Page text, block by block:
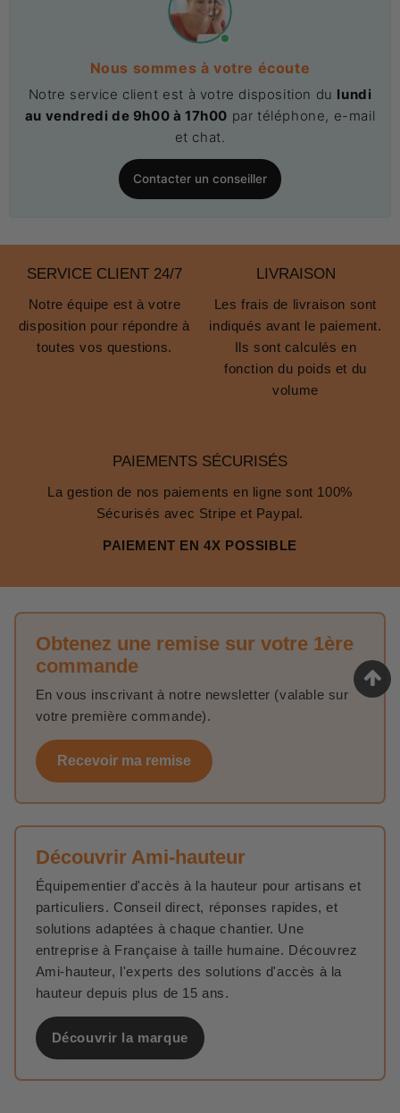
Nous sommes à votre écoute
Notre service client est à votre disposition du lundi
au vendredi de 9h00 à 17h00 par téléphone, e-mail
et chat.
Contacter un conseiller
SERVICE CLIENT 24/7
Notre équipe est à votre
disposition pour répondre à
toutes vos questions.
LIVRAISON
Les frais de livraison sont
indiqués avant le paiement.
Ils sont calculés en
fonction du poids et du
volume
PAIEMENTS SÉCURISÉS
La gestion de nos paiements en ligne sont 100%
Sécurisés avec Stripe et Paypal.
PAIEMENT EN 4X POSSIBLE
Obtenez une remise sur votre 1ère
commande
En vous inscrivant à notre newsletter (valable sur
votre première commande).
Recevoir ma remise
Découvrir Ami-hauteur
Équipementier d'accès à la hauteur pour artisans et
particuliers. Conseil direct, réponses rapides, et
solutions adaptées à chaque chantier. Une
entreprise à Française à taille humaine. Découvrez
Ami-hauteur, l'experts des solutions d'accès à la
hauteur depuis plus de 15 ans.
Découvrir la marque